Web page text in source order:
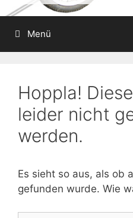
Menü
Hoppla!
leider nicht
werden.
Es sieht so aus, als ob
gefunden wurde. Wie